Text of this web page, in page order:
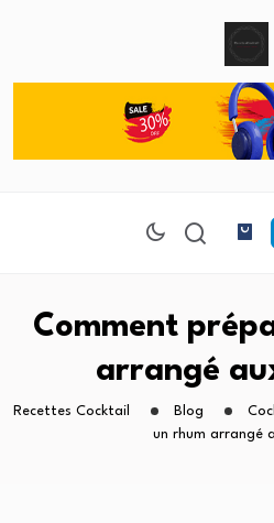
Comment
arrangé
Recettes Cocktail Blog
un rhum arrangé